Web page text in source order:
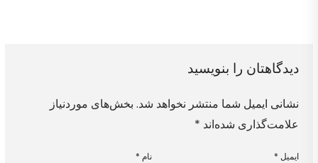
دیدگاهتان را بنویسید
نشانی ایمیل شما منتشر نخواهد شد. بخش‌های موردنیاز
علامت‌گذاری شده‌اند *
نام * ایمیل *